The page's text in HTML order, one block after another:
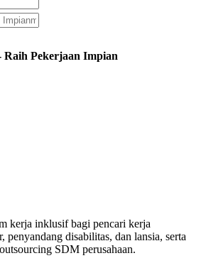
Pekerjaan Impian
kerja inklusif bagi pencari kerja
penyandang disabilitas, dan lansia, serta
SDM perusahaan.